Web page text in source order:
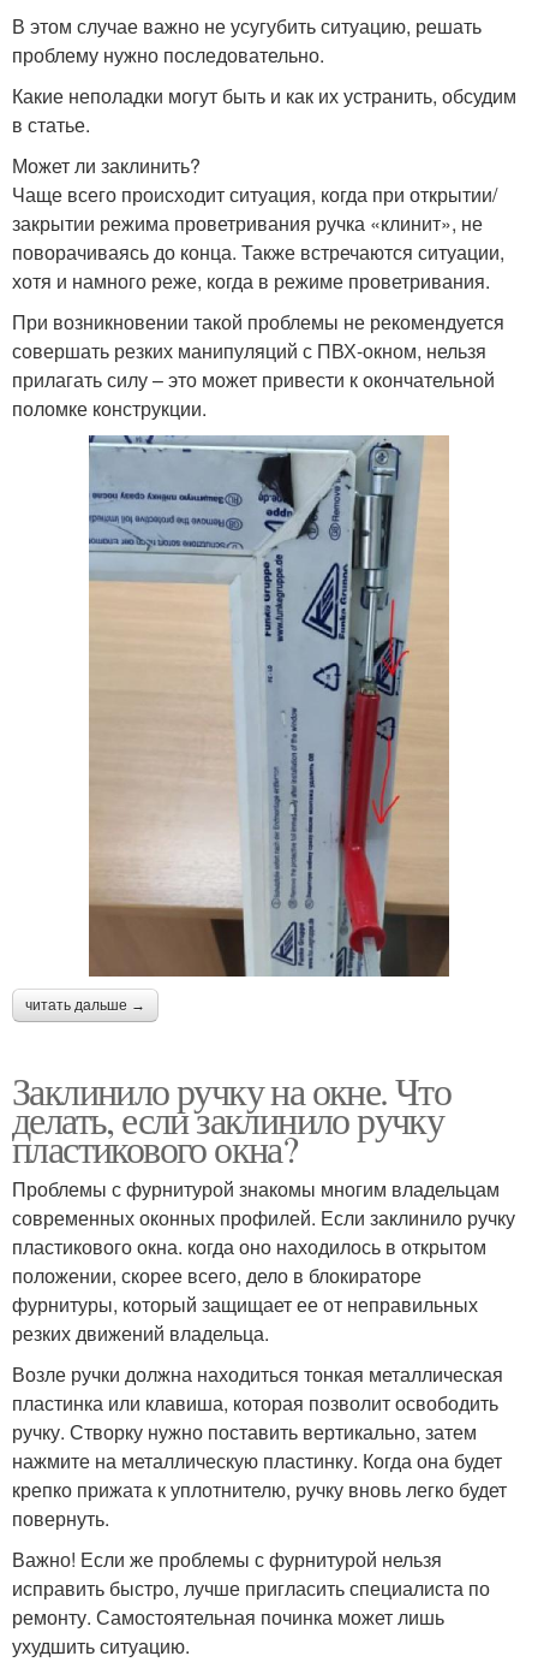
В этом случае важно не усугубить ситуацию, решать
проблему нужно последовательно.
Какие неполадки могут быть и как их устранить, обсудим
в статье.
Может ли заклинить?
Чаще всего происходит ситуация, когда при открытии/
закрытии режима проветривания ручка «клинит», не
поворачиваясь до конца. Также встречаются ситуации,
хотя и намного реже, когда в режиме проветривания.
При возникновении такой проблемы не рекомендуется
совершать резких манипуляций с ПВХ-окном, нельзя
прилагать силу – это может привести к окончательной
поломке конструкции.
читать дальше →
Заклинило ручку на окне. Что
делать, если заклинило ручку
пластикового окна?
Проблемы с фурнитурой знакомы многим владельцам
современных оконных профилей. Если заклинило ручку
пластикового окна. когда оно находилось в открытом
положении, скорее всего, дело в блокираторе
фурнитуры, который защищает ее от неправильных
резких движений владельца.
Возле ручки должна находиться тонкая металлическая
пластинка или клавиша, которая позволит освободить
ручку. Створку нужно поставить вертикально, затем
нажмите на металлическую пластинку. Когда она будет
крепко прижата к уплотнителю, ручку вновь легко будет
повернуть.
Важно! Если же проблемы с фурнитурой нельзя
исправить быстро, лучше пригласить специалиста по
ремонту. Самостоятельная починка может лишь
ухудшить ситуацию.